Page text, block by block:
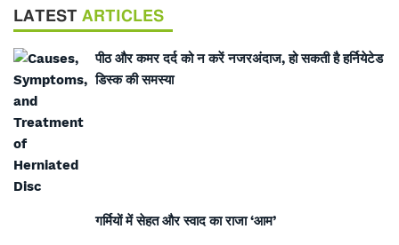
LATEST ARTICLES
पीठ और कमर दर्द को न करें नजरअंदाज, हो सकती है हर्नियेटेड
डिस्क की समस्या
गर्मियों में सेहत और स्वाद का राजा ‘आम’